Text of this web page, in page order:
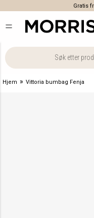
Gratis
Hjem » Vittoria bumbag Fenja